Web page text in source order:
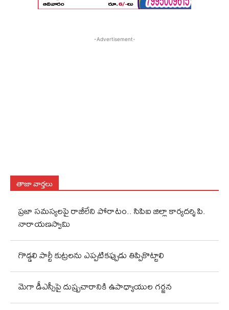
-Advertisement-
తాజా వార్తలు
ప్రజా సమస్యలపై రాజీలేని పోరాటం.. సిపిఐ జిల్లా కార్యదర్శి పి.
నారాయణస్వామి
గొడ్డలి పార్టీ కుట్రలను ఎప్పటికప్పుడు తిప్పికొట్టాలి
మెగా డీఎస్సీపై దుష్ప్రచారానికి ఉపాధ్యాయుల గర్జన